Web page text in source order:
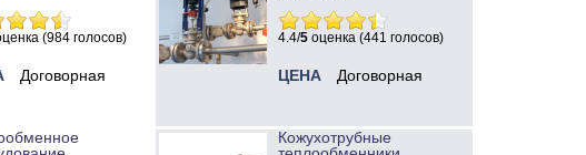
(984 голосов)
Договорная
4.4/5 оценка (441 голосов)
ЦЕНА Договорная
Кожухотрубные